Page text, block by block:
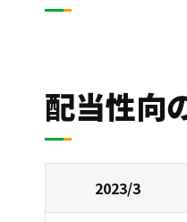
配当性向
2023/3